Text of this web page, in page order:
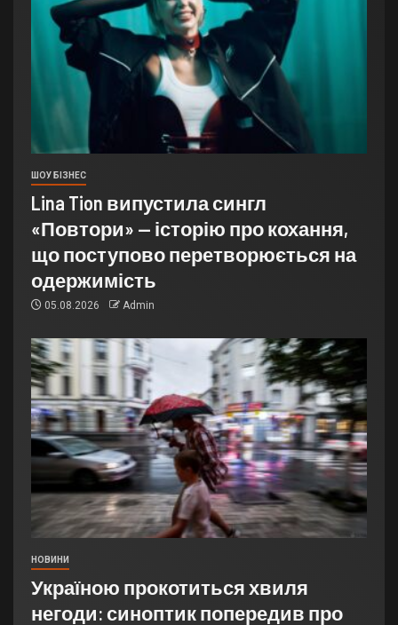
ШОУ БІЗНЕС
Lina Tion випустила сингл
«Повтори» — історію про кохання,
що поступово перетворюється на
одержимість
05.08.2026 Admin
НОВИНИ
Україною прокотиться хвиля
негоди: синоптик попередив про